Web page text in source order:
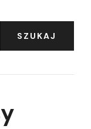
SZUKAJ